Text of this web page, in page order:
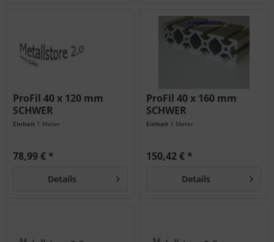
ProFil 40 x 120 mm
SCHWER
Einheit 1 Meter
78,99 € *
Details
ProFil 40 x 160 mm
SCHWER
Einheit 1 Meter
150,42 € *
Details